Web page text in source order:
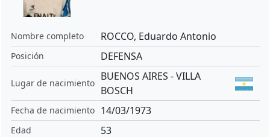
Nombre completo ROCCO, Eduardo Antonio
Posición DEFENSA
Lugar de nacimiento
BUENOS AIRES - VILLA
BOSCH
Fecha de nacimiento 14/03/1973
Edad 53